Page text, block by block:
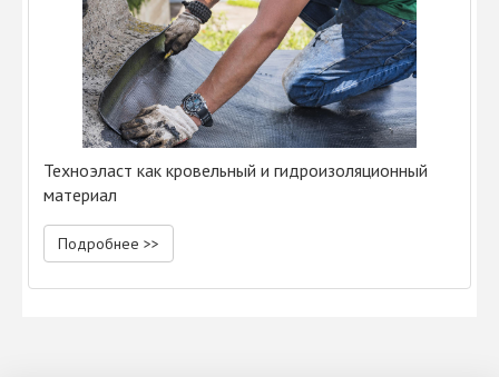
Техноэласт как кровельный и гидроизоляционный
материал
Подробнее >>